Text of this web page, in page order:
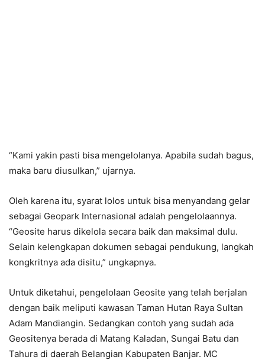
“Kami yakin pasti bisa mengelolanya. Apabila sudah bagus,
maka baru diusulkan,” ujarnya.
Oleh karena itu, syarat lolos untuk bisa menyandang gelar
sebagai Geopark Internasional adalah pengelolaannya.
“Geosite harus dikelola secara baik dan maksimal dulu.
Selain kelengkapan dokumen sebagai pendukung, langkah
kongkritnya ada disitu,” ungkapnya.
Untuk diketahui, pengelolaan Geosite yang telah berjalan
dengan baik meliputi kawasan Taman Hutan Raya Sultan
Adam Mandiangin. Sedangkan contoh yang sudah ada
Geositenya berada di Matang Kaladan, Sungai Batu dan
Tahura di daerah Belangian Kabupaten Banjar. MC